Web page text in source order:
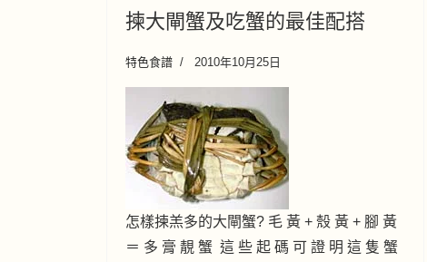
揀大閘蟹及吃蟹的最佳配搭
特色食譜 2010年10月25日
怎樣揀羔多的大閘蟹? 毛 黃 + 殼 黃 + 腳 黃
＝ 多 膏 靚 蟹 這 些 起 碼 可 證 明 這 隻 蟹